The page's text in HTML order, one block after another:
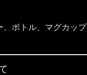
、ボトル、マグカップ